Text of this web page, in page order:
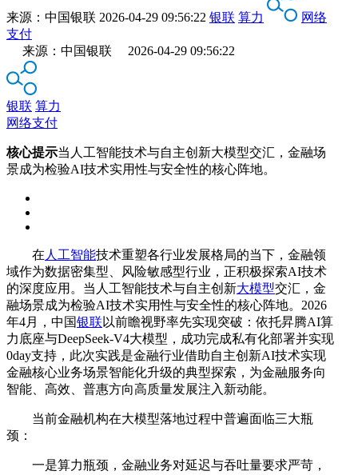
来源： 中国银联 2026-04-29 09:56:22 银联 算力
网络
支付
来源：中国银联 2026-04-29 09:56:22
银联 算力
网络支付
核心提示当人工智能技术与自主创新大模型交汇，金融场
景成为检验AI技术实用性与安全性的核心阵地。
在 人工智能技术重塑各行业发展格局的当下，金融领
域作为数据密集型、风险敏感型行业，正积极探索AI技术
的深度应用。当人工智能技术与自主创新大模型交汇，金
融场景成为检验AI技术实用性与安全性的核心阵地。2026
年4月，中国银联 以前瞻视野率先实现突破：依托昇腾AI算
力底座与DeepSeek-V4大模型，成功完成私有化部署并实现
0day支持，此次实践是金融行业借助自主创新AI技术实现
金融核心业务场景智能化升级的典型探索，为金融服务向
智能、高效、普惠方向高质量发展注入新动能。
当前金融机构在大模型落地过程中普遍面临三大瓶
颈：
一是算力瓶颈，金融业务对延迟与吞吐量要求严苛，